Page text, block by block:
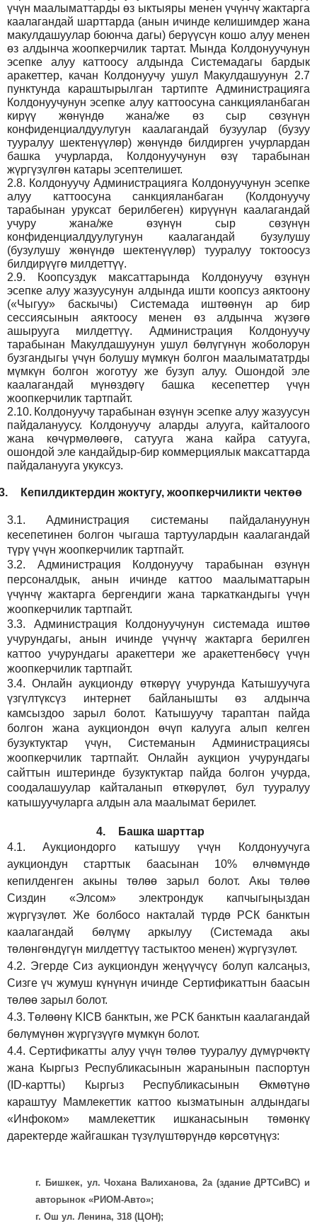
үчүн маалыматтарды өз ыктыяры менен үчүнчү жактарга
каалагандай шарттарда (анын ичинде келишимдер жана
макулдашуулар боюнча дагы) берүүсүн кошо алуу менен
өз алдынча жоопкерчилик тартат. Мында Колдонуучунун
эсепке алуу каттоосу алдында Системадагы бардык
аракеттер, качан Колдонуучу ушул Макулдашуунун 2.7
пунктунда караштырылган тартипте Администрацияга
Колдонуучунун эсепке алуу каттоосуна санкцияланбаган
кирүү жөнүндө жана/же өз сыр сөзүнүн
конфиденциалдуулугун каалагандай бузуулар (бузуу
тууралуу шектенүүлөр) жөнүндө билдирген учурлардан
башка учурларда, Колдонуучунун өзү тарабынан
жүргүзүлгөн катары эсептелишет.
2.8. Колдонуучу Администрацияга Колдонуучунун эсепке
алуу каттоосуна санкцияланбаган (Колдонуучу
тарабынан уруксат берилбеген) кирүүнүн каалагандай
учуру жана/же өзүнүн сыр сөзүнүн
конфиденциалдуулугунун каалагандай бузулушу
(бузулушу жөнүндө шектенүүлөр) тууралуу токтоосуз
билдирүүгө милдеттүү.
2.9.
Коопсуздук максаттарында Колдонуучу өзүнүн
эсепке алуу жазуусунун алдында ишти коопсуз аяктоону
(«Чыгуу» баскычы) Системада иштөөнүн ар бир
сессиясынын аяктоосу менен өз алдынча жүзөгө
ашырууга милдеттүү. Администрация Колдонуучу
тарабынан Макулдашуунун ушул бөлүгүнүн жоболорун
бузгандыгы үчүн болушу мүмкүн болгон маалымататрды
мүмкүн болгон жоготуу же бузуп алуу. Ошондой эле
каалагандай мүнөздөгү башка кесепеттер үчүн
жоопкерчилик тартпайт.
2.10. Колдонуучу тарабынан өзүнүн эсепке алуу жазуусун
пайдалануусу. Колдонуучу аларды алууга, кайталоого
жана көчүрмөлөөгө, сатууга жана кайра сатууга,
ошондой эле кандайдыр-бир коммерциялык максаттарда
пайдаланууга укуксуз.
Кепилдиктердин жоктугу, жоопкерчиликти чектөө
3.1.Администрация системаны пайдалануунун
кесепетинен болгон чыгаша тартуулардын каалагандай
түрү үчүн жоопкерчилик тартпайт.
3.2. Администрация
Колдонуучу тарабынан өзүнүн
персоналдык, анын ичинде каттоо маалыматтарын
үчүнчү жактарга бергендиги жана таркаткандыгы үчүн
жоопкерчилик тартпайт.
3.3. Администрация Колдонуучунун системада иштөө
учурундагы, анын ичинде үчүнчү жактарга берилген
каттоо учурундагы аракеттери же аракеттенбөсү үчүн
жоопкерчилик тартпайт.
3.4.Онлайн аукционду өткөрүү учурунда Катышуучуга
үзгүлтүксүз интернет байланышты өз алдынча
камсыздоозарыл болот.
Катышуучу тараптан пайда
болгон жана аукциондон өчүп калууга алып келген
бузуктуктар үчүн, Системанын Администрациясы
жоопкерчилик тартпайт. Онлайн аукцион учурундагы
сайттын иштеринде бузуктуктар пайда болгон учурда,
соодалашуулар кайталанып өткөрүлөт, бул тууралуу
катышуучуларга алдын ала маалымат берилет.
4.
Башка шарттар
4.1.
Аукциондорго катышуу үчүн Колдонуучуга
аукциондун старттык баасынан 10% өлчөмүндө
кепилденген акыны төлөө зарыл болот. Акы төлөө
Сиздин «Элсом»электрондук капчыгыңыздан
жүргүзүлөт. Же болбосо накталай түрдө РСК банктын
каалагандай бөлүмү аркылуу (Системада акы
төлөнгөндүгүн милдеттүү тастыктоо менен) жүргүзүлөт.
4.2. Эгерде Сиз аукциондун жеңүүчүсү болуп калсаңыз,
Сизге үч жумуш күнүнүн ичинде Сертификаттын баасын
төлөө зарыл болот.
4.3. Төлөөнү KICB банктын, же РСК банктын каалагандай
бөлүмүнөн жүргүзүүгө мүмкүн болот.
4.4.Сертификатты алуу үчүн төлөө тууралуу дүмүрчөктү
жана Кыргыз Республикасынын жаранынын паспортун
(ID-картты) Кыргыз Республикасынын Өкмөтүнө
караштуу Мамлекеттик каттоо кызматынын алдындагы
«Инфоком» мамлекеттик ишканасынын төмөнкү
даректерде жайгашкан түзүлүштөрүндө көрсөтүңүз:
г. Бишкек, ул. Чохана Валиханова, 2а (здание ДРТСиВС) и
авторынок «РИОМ-Авто»;
г. Ош ул. Ленина, 318 (ЦОН);